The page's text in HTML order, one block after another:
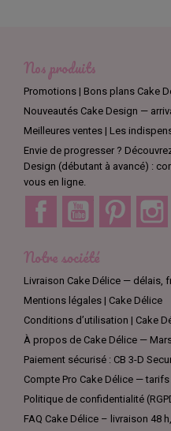
Nos produits
Promotions | Bons plans Cake
Nouveautés Cake Design —
Meilleures ventes | Les
Envie de progresser ?
Design (débutant à avancé) :
vous en ligne.
Facebook YouTube Pinterest
Notre société
Livraison Cake Délice — délais,
Mentions légales | Cake Délice
Conditions d’utilisation | Cake
À propos de Cake Délice —
Paiement sécurisé : CB 3-D
Compte Pro Cake Délice —
Politique de confidentialité
FAQ Cake Délice – livraison 48